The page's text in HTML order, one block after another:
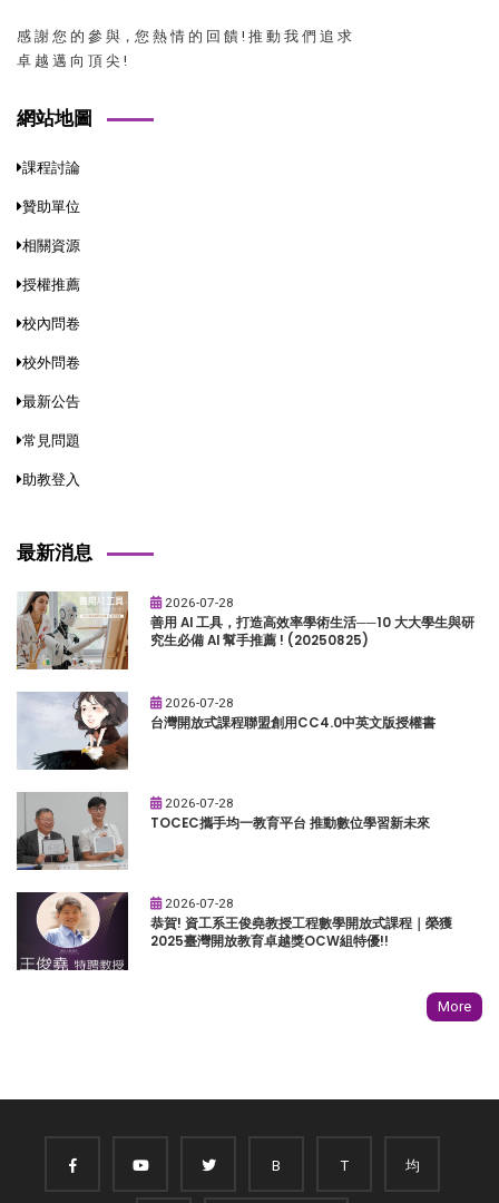
感 謝 您 的 參 與，您 熱 情 的 回 饋 ! 推 動 我 們 追 求
卓 越 邁 向 頂 尖 !
網站地圖
課程討論
贊助單位
相關資源
授權推薦
校內問卷
校外問卷
最新公告
常見問題
助教登入
最新消息
2026-07-28
善用 AI 工具，打造高效率學術生活──10 大大學生與研
究生必備 AI 幫手推薦 ! (20250825)
2026-07-28
台灣開放式課程聯盟創用CC4.0中英文版授權書
2026-07-28
TOCEC攜手均一教育平台 推動數位學習新未來
2026-07-28
恭賀! 資工系王俊堯教授工程數學開放式課程｜榮獲
2025臺灣開放教育卓越獎OCW組特優!!
More
B T 均